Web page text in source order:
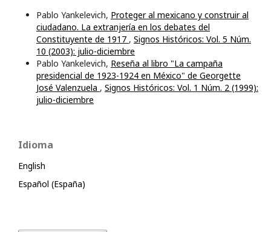
Pablo Yankelevich, Proteger al mexicano y construir al
ciudadano. La extranjería en los debates del
Constituyente de 1917 , Signos Históricos: Vol. 5 Núm.
10 (2003): julio-diciembre
Pablo Yankelevich, Reseña al libro "La campaña
presidencial de 1923-1924 en México" de Georgette
José Valenzuela , Signos Históricos: Vol. 1 Núm. 2 (1999):
julio-diciembre
Idioma
English
Español (España)